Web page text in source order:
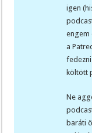
igen
engem
a
költött
Ne
baráti